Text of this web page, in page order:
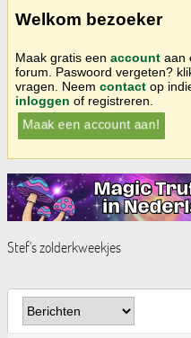
Welkom bezoeker
Maak gratis een account aan
forum. Paswoord vergeten?
vragen. Neem contact op
inloggen of registreren.
Maak een account aan!
Stef's zolderkweekjes